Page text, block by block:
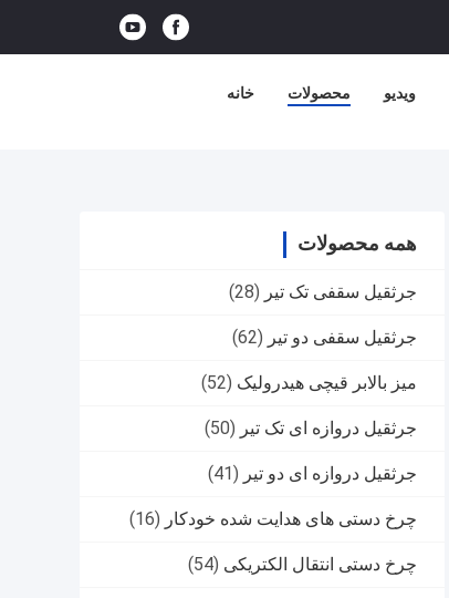
خانه محصولات ویدیو
همه محصولات
جرثقیل سقفی تک تیر (28)
جرثقیل سقفی دو تیر (62)
میز بالابر قیچی هیدرولیک (52)
جرثقیل دروازه ای تک تیر (50)
جرثقیل دروازه ای دو تیر (41)
چرخ دستی های هدایت شده خودکار (16)
چرخ دستی انتقال الکتریکی (54)